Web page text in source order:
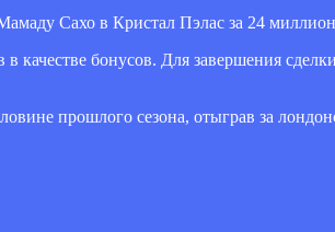
Сахо в Кристал Пэлас за 24
бонусов. Для завершения
прошлого сезона, отыграв за